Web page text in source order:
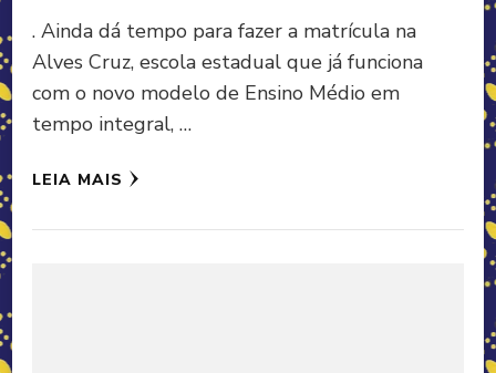
. Ainda dá tempo para fazer a matrícula na
Alves Cruz, escola estadual que já funciona
com o novo modelo de Ensino Médio em
tempo integral, …
LEIA MAIS